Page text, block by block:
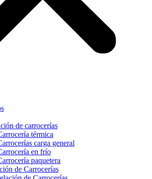
de carrocerías
térmica
carga general
en frío
paquetera
de Carrocerías